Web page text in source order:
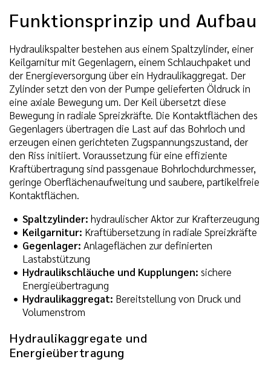
Funktionsprinzip und Aufbau
Hydraulikspalter bestehen aus einem Spaltzylinder, einer
Keilgarnitur mit Gegenlagern, einem Schlauchpaket und
der Energieversorgung über ein Hydraulikaggregat. Der
Zylinder setzt den von der Pumpe gelieferten Öldruck in
eine axiale Bewegung um. Der Keil übersetzt diese
Bewegung in radiale Spreizkräfte. Die Kontaktflächen des
Gegenlagers übertragen die Last auf das Bohrloch und
erzeugen einen gerichteten Zugspannungszustand, der
den Riss initiiert. Voraussetzung für eine effiziente
Kraftübertragung sind passgenaue Bohrlochdurchmesser,
geringe Oberflächenaufweitung und saubere, partikelfreie
Kontaktflächen.
Spaltzylinder: hydraulischer Aktor zur Krafterzeugung
Keilgarnitur: Kraftübersetzung in radiale Spreizkräfte
Gegenlager: Anlageflächen zur definierten
Lastabstützung
Hydraulikschläuche und Kupplungen: sichere
Energieübertragung
Hydraulikaggregat: Bereitstellung von Druck und
Volumenstrom
Hydraulikaggregate und
Energieübertragung